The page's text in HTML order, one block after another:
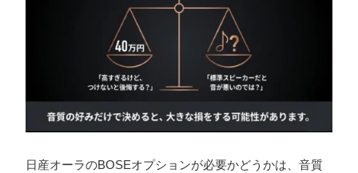
日産オーラのBOSEオプションが必要かどうかは、音質